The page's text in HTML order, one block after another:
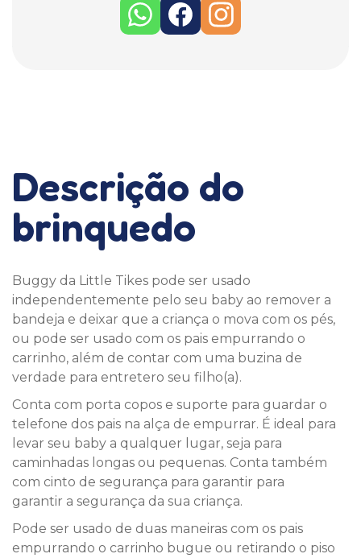
Descrição do
brinquedo
Buggy da Little Tikes pode ser usado
independentemente pelo seu baby ao remover a
bandeja e deixar que a criança o mova com os pés,
ou pode ser usado com os pais empurrando o
carrinho, além de contar com uma buzina de
verdade para entretero seu filho(a).
Conta com porta copos e suporte para guardar o
telefone dos pais na alça de empurrar. É ideal para
levar seu baby a qualquer lugar, seja para
caminhadas longas ou pequenas. Conta também
com cinto de segurança para garantir para
garantir a segurança da sua criança.
Pode ser usado de duas maneiras com os pais
empurrando o carrinho bugue ou retirando o piso